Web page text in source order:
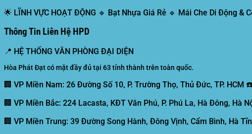
🌟 LĨNH VỰC HOẠT ĐỘNG 🔹 Bạt Nhựa Giá Rẻ 🔹 Mái Che Di Động &
Thông Tin Liên Hệ HPD
📍 HỆ THỐNG VĂN PHÒNG ĐẠI DIỆN
Hòa Phát Đạt có mặt đầy đủ tại 63 tỉnh thành trên toàn quốc.
🏢 VP Miền Nam: 26 Đường Số 10, P. Trường Thọ, Thủ Đức, TP. HCM
🏢 VP Miền Bắc: 224 Lacasta, KĐT Văn Phú, P. Phú La, Hà Đông, Hà
🏢 VP Miền Trung: 39 Đường Song Hành, Đông Vịnh, Cẩm Bình, Hà